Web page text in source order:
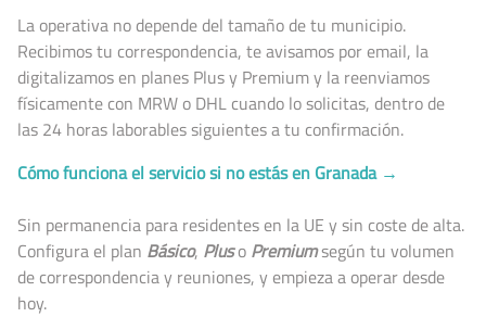
La operativa no depende del tamaño de tu municipio.
Recibimos tu correspondencia, te avisamos por email, la
digitalizamos en planes Plus y Premium y la reenviamos
físicamente con MRW o DHL cuando lo solicitas, dentro de
las 24 horas laborables siguientes a tu confirmación.
Cómo funciona el servicio si no estás en Granada →
Sin permanencia para residentes en la UE y sin coste de alta.
Configura el plan Básico, Pluso Premiumsegún tu volumen
de correspondencia y reuniones, y empieza a operar desde
hoy.